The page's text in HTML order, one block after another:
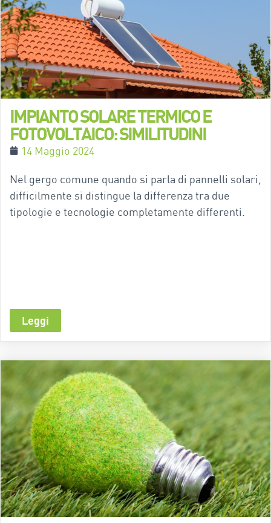
IMPIANTO SOLARE TERMICO E
FOTOVOLTAICO: SIMILITUDINI
14 Maggio 2024
Nel gergo comune quando si parla di pannelli solari,
difficilmente si distingue la differenza tra due
tipologie e tecnologie completamente differenti.
Leggi